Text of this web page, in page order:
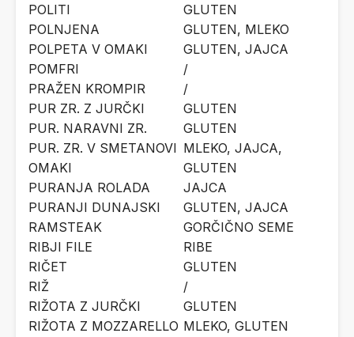
POLITI
GLUTEN
POLNJENA
GLUTEN, MLEKO
POLPETA V OMAKI
GLUTEN, JAJCA
POMFRI
/
PRAŽEN KROMPIR
/
PUR ZR. Z JURČKI
GLUTEN
PUR. NARAVNI ZR.
GLUTEN
PUR. ZR. V SMETANOVI
OMAKI
MLEKO, JAJCA,
GLUTEN
PURANJA ROLADA
JAJCA
PURANJI DUNAJSKI
GLUTEN, JAJCA
RAMSTEAK
GORČIČNO SEME
RIBJI FILE
RIBE
RIČET
GLUTEN
RIŽ
/
RIŽOTA Z JURČKI
GLUTEN
RIŽOTA Z MOZZARELLO MLEKO, GLUTEN